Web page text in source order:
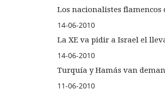
Los nacionalistes
14-06-2010
La XE va pidir a Israel el
14-06-2010
Turquía y Hamás van
11-06-2010